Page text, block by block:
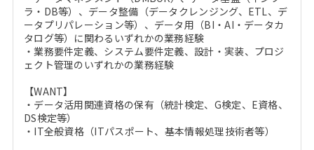
ラ・DB等）、データ整備（データクレンジング、ETL、デ
ータプリパレーション等）、データ用（BI・AI・データカ
タログ等）に関わるいずれかの業務経験
・業務要件定義、システム要件定義、設計・実装、プロジ
ェクト管理のいずれかの業務経験
【WANT】
・データ活用関連資格の保有（統計検定、G検定、E資格、
DS検定等）
・IT全般資格（ITパスポート、基本情報処理技術者等）